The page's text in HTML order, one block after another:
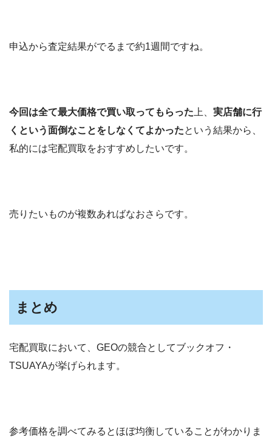
申込から査定結果がでるまで約1週間ですね。
今回は全て最大価格で買い取ってもらった 上、 実店舗に行
くという面倒なことをしなくてよかったという結果から、
私的には宅配買取をおすすめしたいです。
売りたいものが複数あればなおさらです。
まとめ
宅配買取において、GEOの競合としてブックオフ・
TSUAYAが挙げられます。
参考価格を調べてみるとほぼ均衡していることがわかりま